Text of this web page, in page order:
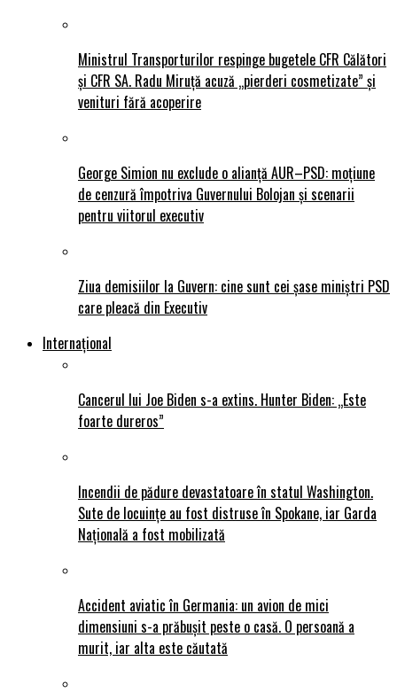
Ministrul Transporturilor respinge bugetele CFR Călători
și CFR SA. Radu Miruță acuză „pierderi cosmetizate” și
venituri fără acoperire
George Simion nu exclude o alianță AUR–PSD: moțiune
de cenzură împotriva Guvernului Bolojan și scenarii
pentru viitorul executiv
Ziua demisiilor la Guvern: cine sunt cei șase miniștri PSD
care pleacă din Executiv
Internațional
Cancerul lui Joe Biden s-a extins. Hunter Biden: „Este
foarte dureros”
Incendii de pădure devastatoare în statul Washington.
Sute de locuințe au fost distruse în Spokane, iar Garda
Națională a fost mobilizată
Accident aviatic în Germania: un avion de mici
dimensiuni s-a prăbușit peste o casă. O persoană a
murit, iar alta este căutată